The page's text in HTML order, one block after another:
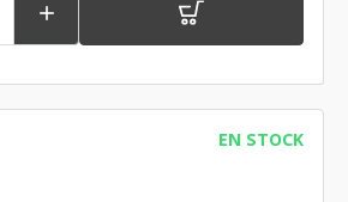

EN STOCK